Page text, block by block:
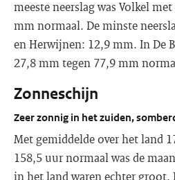
meeste neerslag was Volkel
mm normaal. De minste
en Herwijnen: 12,9 mm. In De
27,8 mm tegen 77,9 mm
Zonneschijn
Zeer zonnig in het zuiden,
Met gemiddelde over het land
158,5 uur normaal was de
in het land waren echter groot.